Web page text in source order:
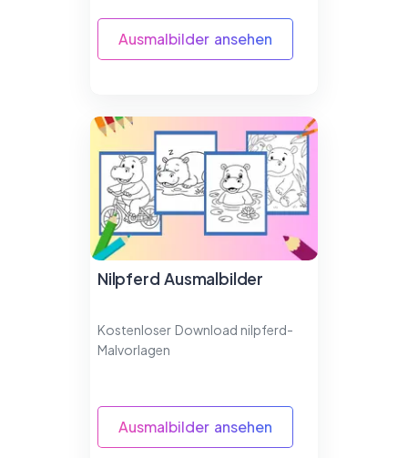
Ausmalbilder ansehen
Nilpferd Ausmalbilder
Kostenloser Download nilpferd-
Malvorlagen
Ausmalbilder ansehen